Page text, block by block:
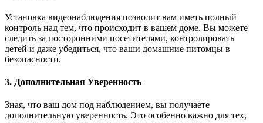
Установка видеонаблюдения позволит вам иметь полный
контроль над тем, что происходит в вашем доме. Вы можете
следить за посторонними посетителями, контролировать
детей и даже убедиться, что ваши домашние питомцы в
безопасности.
3. Дополнительная Уверенность
Зная, что ваш дом под наблюдением, вы получаете
дополнительную уверенность. Это особенно важно для тех,